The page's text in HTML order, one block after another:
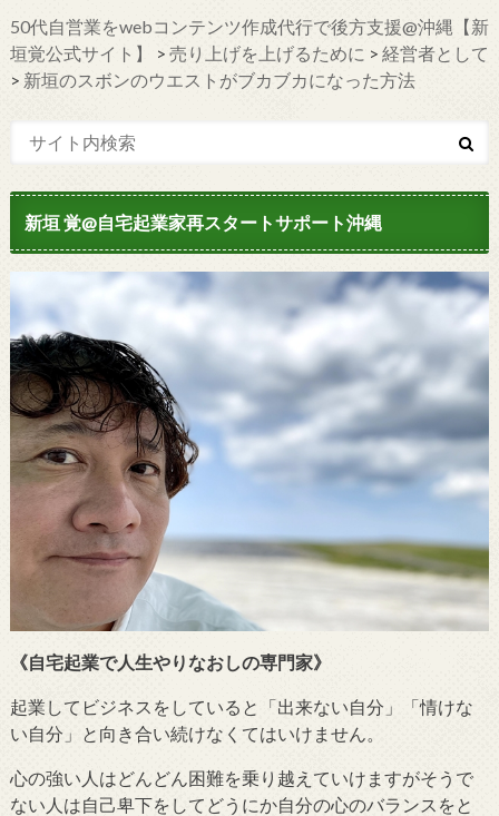
50代自営業をwebコンテンツ作成代行で後方支援@沖縄【新
垣覚公式サイト】
> 売り上げを上げるために > 経営者として
> 新垣のスボンのウエストがブカブカになった方法
新垣 覚@自宅起業家再スタートサポート沖縄
《自宅起業で人生やりなおしの専門家》
起業してビジネスをしていると「出来ない自分」「情けな
い自分」と向き合い続けなくてはいけません。
心の強い人はどんどん困難を乗り越えていけますがそうで
ない人は自己卑下をしてどうにか自分の心のバランスをと